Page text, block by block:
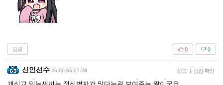
답글 0
0
신인선수 26-06-06 07:28 신고 | 공감 확인